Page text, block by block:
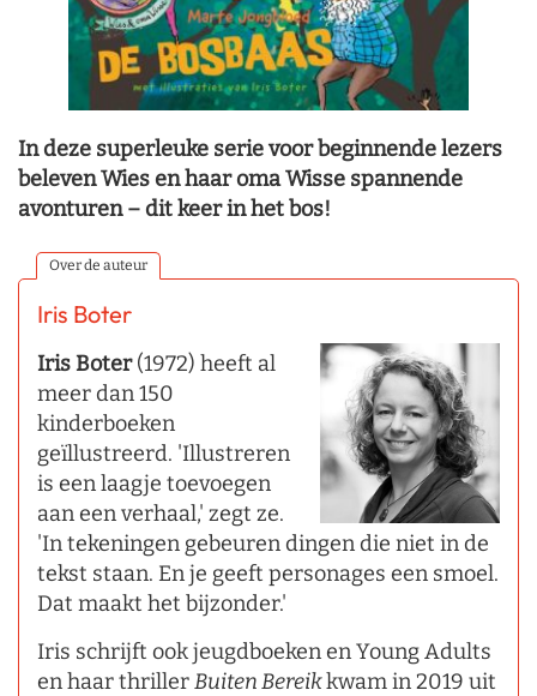
In deze superleuke serie voor beginnende lezers
beleven Wies en haar oma Wisse spannende
avonturen – dit keer in het bos!
Over de auteur
Iris Boter
Iris Boter(1972) heeft al
meer dan 150
kinderboeken
geïllustreerd. 'Illustreren
is een laagje toevoegen
aan een verhaal,' zegt ze.
'In tekeningen gebeuren dingen die niet in de
tekst staan. En je geeft personages een smoel.
Dat maakt het bijzonder.'
Iris schrijft ook jeugdboeken en Young Adults
en haar thrillerBuiten Bereikkwam in 2019 uit